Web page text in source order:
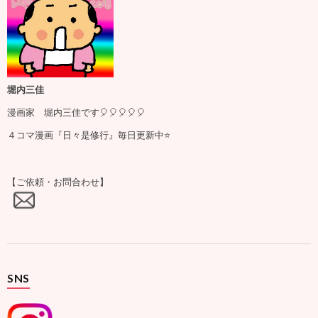
堀内三佳
漫画家 堀内三佳です🎈🎈🎈🎈🎈
４コマ漫画『日々是修行』毎日更新中⭐️
【ご依頼・お問合わせ】
SNS